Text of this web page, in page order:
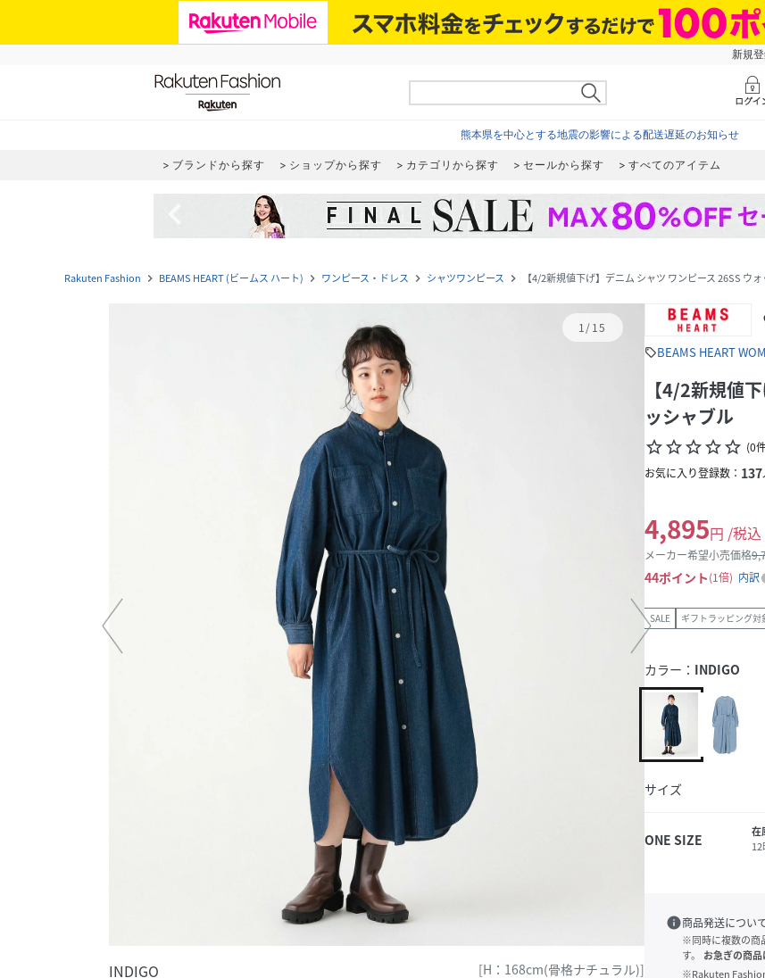
新規
熊本県を中心とする地震の影響による配送遅延のお知らせ
ブランドから探す ショップから探す カテゴリから探す セールから探す すべてのアイテム
Rakuten Fashion navigate_next BEAMS HEART (ビームス ハート) navigate_next ワンピース・ドレス navigate_next シャツワンピース navigate_next 【4/2新規値下げ】デニム シャツ ワンピース 26SS ウ
1/15
INDIGO [H：168cm(骨格ナチュラル)]
sellBEAMS HEART
【4/2新規値
ッシャブル
star_borderstar_borderstar_borderstar_borderstar_border (0
お気に入り登録数： 137
4,895円 /税込
メーカー希望小売価格
44ポイント 1倍 内訳
SALE ギフトラッピング対
カラー： INDIGO
サイズ
ONE SIZE
在
info商品発送につい
※同時に複数の商
す。
お急ぎの商品
※Rakuten